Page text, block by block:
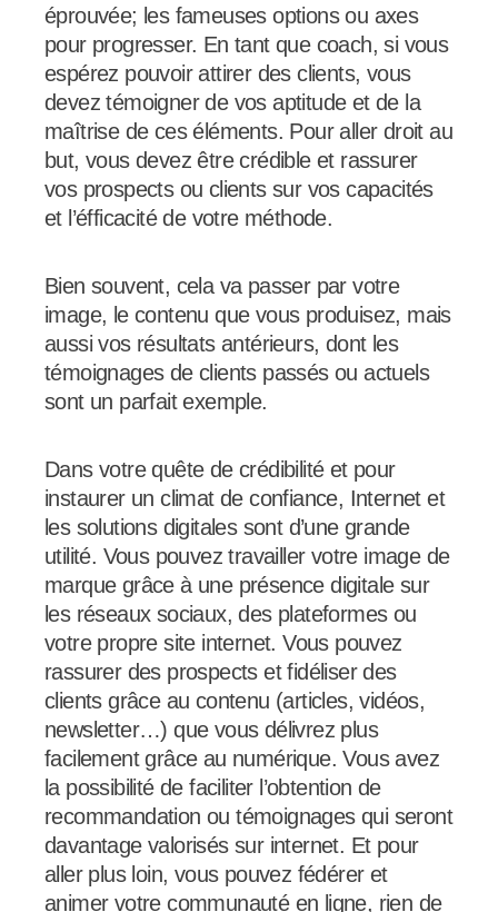
éprouvée; les fameuses options ou axes
pour progresser. En tant que coach, si vous
espérez pouvoir attirer des clients, vous
devez témoigner de vos aptitude et de la
maîtrise de ces éléments. Pour aller droit au
but, vous devez être crédible et rassurer
vos prospects ou clients sur vos capacités
et l’éfficacité de votre méthode.
Bien souvent, cela va passer par votre
image, le contenu que vous produisez, mais
aussi vos résultats antérieurs, dont les
témoignages de clients passés ou actuels
sont un parfait exemple.
Dans votre quête de crédibilité et pour
instaurer un climat de confiance, Internet et
les solutions digitales sont d’une grande
utilité. Vous pouvez travailler votre image de
marque grâce à une présence digitale sur
les réseaux sociaux, des plateformes ou
votre propre site internet. Vous pouvez
rassurer des prospects et fidéliser des
clients grâce au contenu (articles, vidéos,
newsletter…) que vous délivrez plus
facilement grâce au numérique. Vous avez
la possibilité de faciliter l’obtention de
recommandation ou témoignages qui seront
davantage valorisés sur internet. Et pour
aller plus loin, vous pouvez fédérer et
animer votre communauté en ligne, rien de